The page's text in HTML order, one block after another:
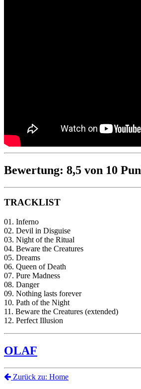
Bewertung: 8,5 von 10
TRACKLIST
01. Inferno
02. Devil in Disguise
03. Night of the Ritual
04. Beware the Creatures
05. Dreams
06. Queen of Death
07. Pure Madness
08. Danger
09. Nothing lasts forever
10. Path of the Night
11. Beware the Creatures (extended)
12. Perfect Illusion
OLAF
Zurück zu: Home